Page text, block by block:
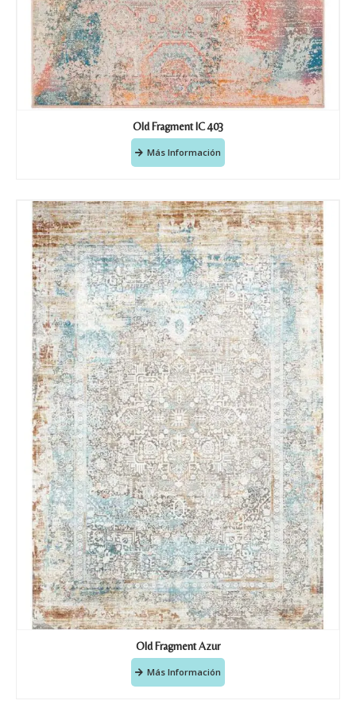
Old Fragment IC 403
Más Información
Old Fragment Azur
Más Información